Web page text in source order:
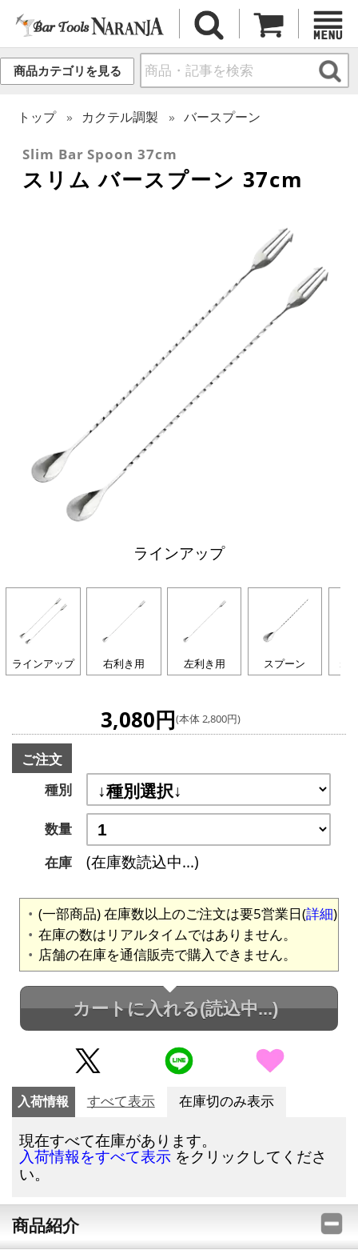
商品カテゴリを見る
トップ カクテル調製 バースプーン
Slim Bar Spoon 37cm
スリム バースプーン 37cm
ラインアップ
ラインアップ 右利き用 左利き用 スプーン ね
3,080円(本体 2,800円)
ご注文
種別
数量
在庫
(在庫数読込中...)
(一部商品) 在庫数以上のご注文は要5営業日(詳細)
在庫の数はリアルタイムではありません。
店舗の在庫を通信販売で購入できません。
カートに入れる(読込中...)
入荷情報 すべて表示 在庫切のみ表示
現在すべて在庫があります。
入荷情報をすべて表示 をクリックしてくださ
い。
商品紹介